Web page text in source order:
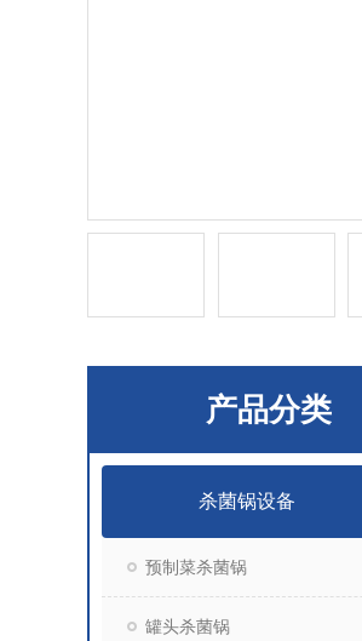
产品分类
杀菌锅设备
预制菜杀菌锅
罐头杀菌锅